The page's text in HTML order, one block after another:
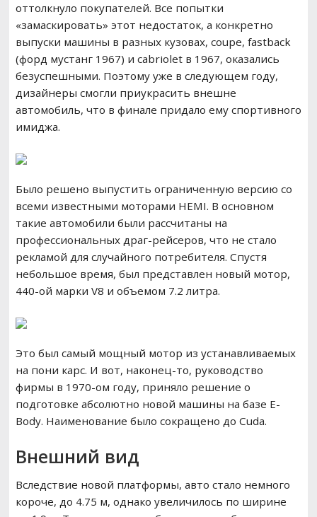
оттолкнуло покупателей. Все попытки
«замаскировать» этот недостаток, а конкретно
выпуски машины в разных кузовах, coupe, fastback
(форд мустанг 1967) и cabriolet в 1967, оказались
безуспешными. Поэтому уже в следующем году,
дизайнеры смогли приукрасить внешне
автомобиль, что в финале придало ему спортивного
имиджа.
Было решено выпустить ограниченную версию со
всеми известными моторами HEMI. В основном
такие автомобили были рассчитаны на
профессиональных драг-рейсеров, что не стало
рекламой для случайного потребителя. Спустя
небольшое время, был представлен новый мотор,
440-ой марки V8 и объемом 7.2 литра.
Это был самый мощный мотор из устанавливаемых
на пони карс. И вот, наконец-то, руководство
фирмы в 1970-ом году, приняло решение о
подготовке абсолютно новой машины на базе E-
Body. Наименование было сокращено до Cuda.
Внешний вид
Вследствие новой платформы, авто стало немного
короче, до 4.75 м, однако увеличилось по ширине